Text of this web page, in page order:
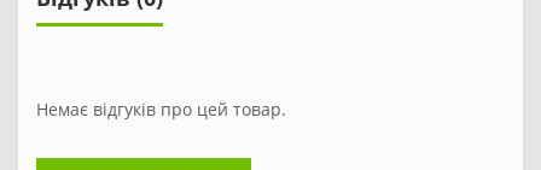
Немає відгуків про цей товар.